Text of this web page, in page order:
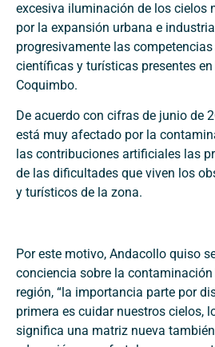
excesiva iluminación de los cielos
por la expansión urbana e
progresivamente las
científicas y turísticas presentes
Coquimbo.
De acuerdo con cifras de junio de
está muy afectado por la
las contribuciones artificiales las
de las dificultades que viven los
y turísticos de la zona.
Por este motivo, Andacollo quiso
conciencia sobre la
región, “la importancia parte por
primera es cuidar nuestros cielos,
significa una matriz nueva